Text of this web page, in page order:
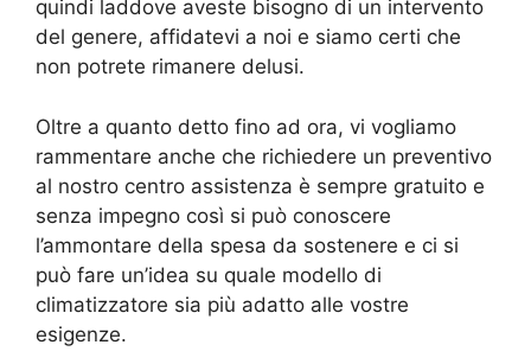
quindi laddove aveste bisogno di un intervento
del genere, affidatevi a noi e siamo certi che
non potrete rimanere delusi.
Oltre a quanto detto fino ad ora, vi vogliamo
rammentare anche che richiedere un preventivo
al nostro centro assistenza è sempre gratuito e
senza impegno così si può conoscere
l’ammontare della spesa da sostenere e ci si
può fare un’idea su quale modello di
climatizzatore sia più adatto alle vostre
esigenze.